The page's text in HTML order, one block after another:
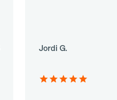
Jordi G.